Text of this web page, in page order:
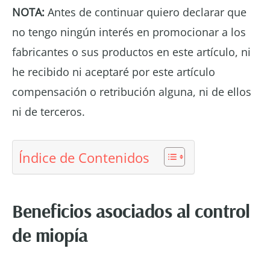
NOTA: Antes de continuar quiero declarar que
no tengo ningún interés en promocionar a los
fabricantes o sus productos en este artículo, ni
he recibido ni aceptaré por este artículo
compensación o retribución alguna, ni de ellos
ni de terceros.
Índice de Contenidos
Beneficios asociados al control
de miopía